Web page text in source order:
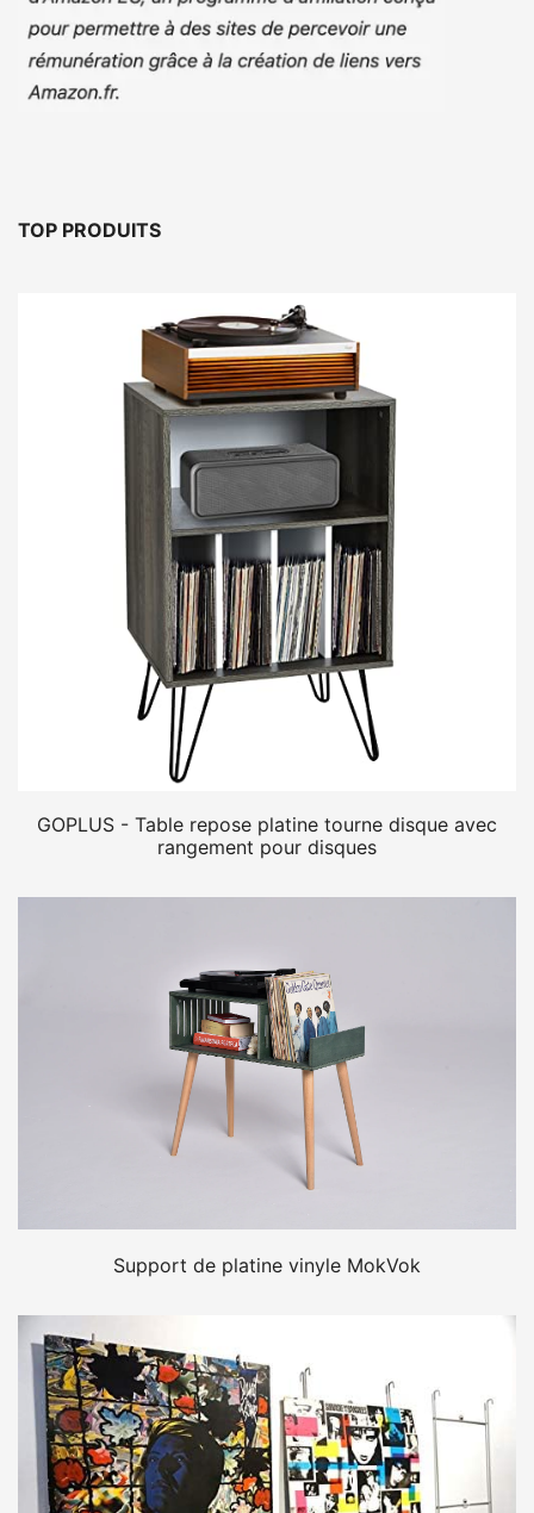
TOP PRODUITS
GOPLUS - Table repose platine tourne disque avec
rangement pour disques
Support de platine vinyle MokVok